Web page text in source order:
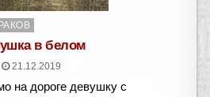
в белом
21.12.2019
на дороге девушку с